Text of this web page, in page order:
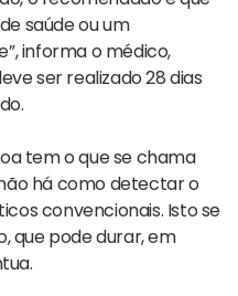
saúde ou um
informa o médico,
ser realizado 28 dias
tem o que se chama
há como detectar o
convencionais. Isto se
que pode durar, em